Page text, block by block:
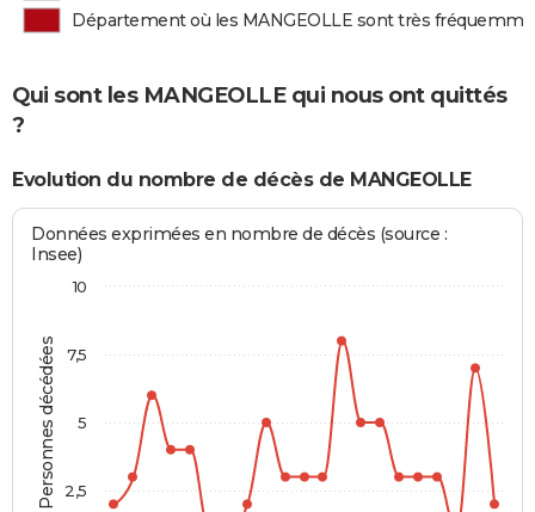
Département où les MANGEOLLE sont très
Qui sont les MANGEOLLE qui nous ont quittés
?
Evolution du nombre de décès de MANGEOLLE
Personnes décédées
Données exprimées en nombre de décès (source :
Insee)
10
2,5
5
7,5